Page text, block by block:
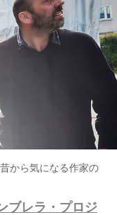
から気になる作家の
ブレラ・プロジ